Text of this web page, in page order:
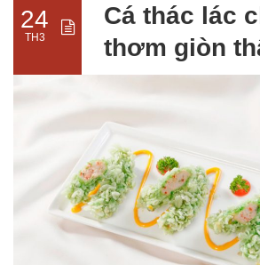
24
TH3
Cá thác lác
thơm giòn